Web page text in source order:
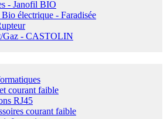
- Janofil BIO
électrique - Faradisée
Gaz - CASTOLIN
courant faible
RJ45
courant faible